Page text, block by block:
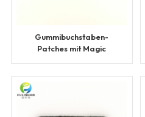
Gummibuchstaben-
Patches mit Magic